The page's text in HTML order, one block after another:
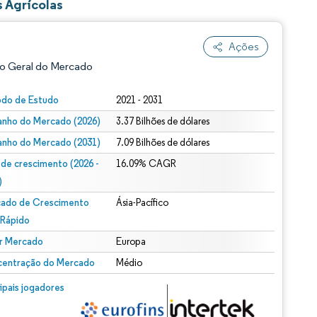
Agrícolas
Ações
Geral do Mercado
de Estudo 2021 - 2031
do Mercado (2026) 3.37 Bilhões de dólares
do Mercado (2031) 7.09 Bilhões de dólares
de crescimento (2026 -
16.09% CAGR
de Crescimento
Ásia-Pacífico
Mercado Europa
do Mercado Médio
jogadores
© Mordor Intelligence. O reuso requer atribuição conforme CC BY 4.0.
conforme CC BY 4.0.